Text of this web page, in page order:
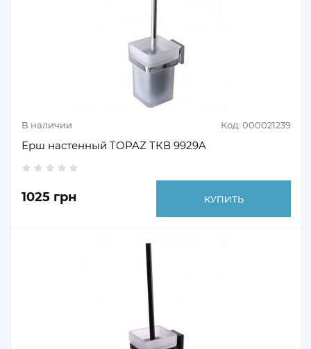
В наличии Код: 000021239
Ерш настенный TOPAZ TКВ 9929A
1025 грн КУПИТЬ